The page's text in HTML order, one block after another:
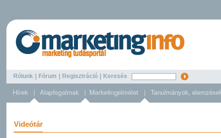
Rólunk Fórum Regisztráció Keresés
Videótár